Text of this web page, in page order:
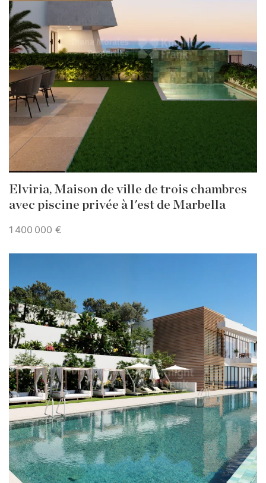
Elviria, Maison de ville de trois chambres
avec piscine privée à l'est de Marbella
1 400 000 €